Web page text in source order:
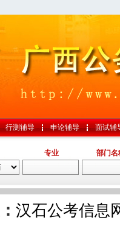
行测辅导 申论辅导 面试辅
专业 部门名
汉石公考信息